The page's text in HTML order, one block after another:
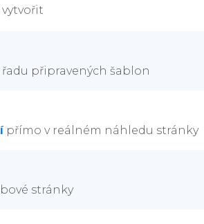
připravených šablon
přímo v reálném náhledu stránky
stránky